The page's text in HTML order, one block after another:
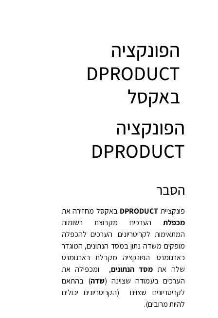
הפונקציה
DPRODUCT
באקסל
הפונקציה
DPRODUCT
הסבר
פונקציית DPRODUCT באקסל מחזירה את
מכפלת הערכים מקבוצת רשומות
המתאימות לקריטריונים. הערכים להכפלה
מופקים משדה נתון במסד הנתונים, המוגדר
כארגומנט. הפונקציה מקבלת בארגומנט
שלה את מסד הנתונים, ומכפילה את
הערכים בעמודה שצוינה (שדה) בהתאם
לקריטריונים שצוינו (הקריטריונים יכולים
להיות מרובים).